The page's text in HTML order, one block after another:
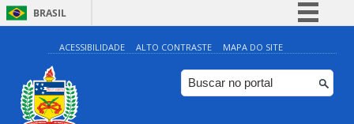
BRASIL
Simplifique!
Comunica BR
Participe
ACESSIBILIDADE ALTO CONTRASTE MAPA DO SITE